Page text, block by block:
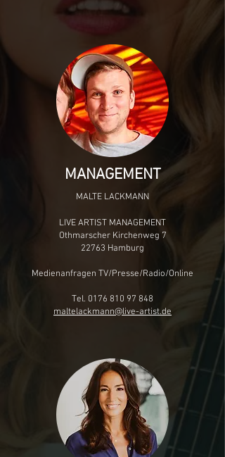
MANAGEMENT
MALTE LACKMANN
LIVE ARTIST MANAGEMENT
Othmarscher Kirchenweg 7
22763 Hamburg
Medienanfragen TV/Presse/Radio/Online
Tel. 0176 810 97 848
maltelackmann@live-artist.de